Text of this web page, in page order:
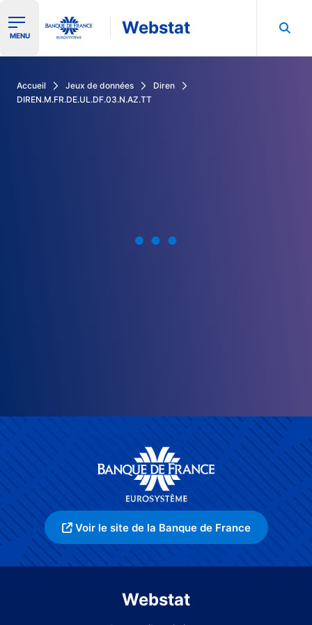
Ouvrir le menu de navigation
MENU Webstat
Accueil Jeux de données
Diren
DIREN.M.FR.DE.UL.DF.03.N.AZ.TT
Voir le site de la Banque de France
Webstat